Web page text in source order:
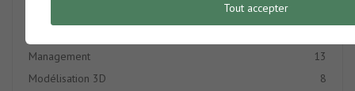
Management
13
Modélisation 3D
8
Tout accepter